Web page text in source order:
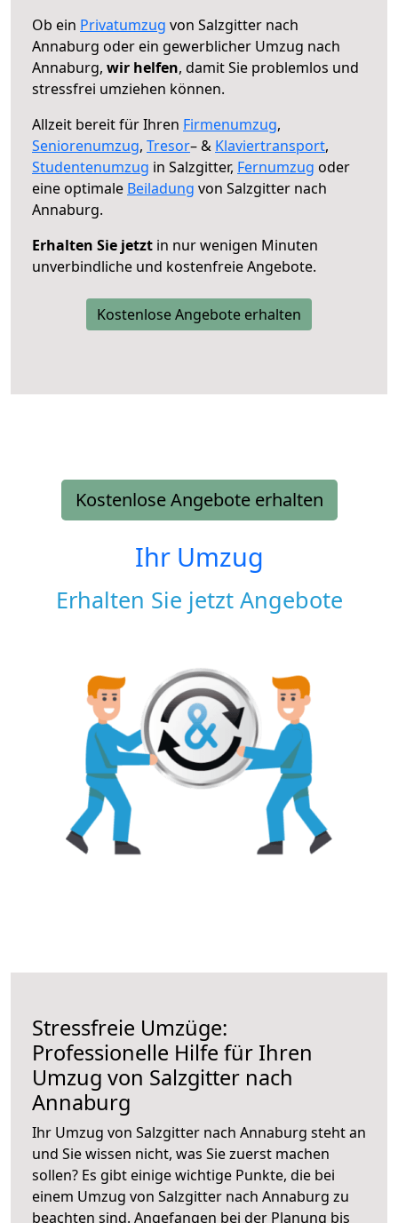
Ob ein Privatumzug von Salzgitter nach
Annaburg oder ein gewerblicher Umzug nach
Annaburg, wir helfen, damit Sie problemlos und
stressfrei umziehen können.
Allzeit bereit für Ihren Firmenumzug,
Seniorenumzug, Tresor– & Klaviertransport,
Studentenumzug in Salzgitter, Fernumzug oder
eine optimale Beiladung von Salzgitter nach
Annaburg.
Erhalten Sie jetzt in nur wenigen Minuten
unverbindliche und kostenfreie Angebote.
Kostenlose Angebote erhalten
Kostenlose Angebote erhalten
Ihr Umzug
Erhalten Sie jetzt Angebote
Stressfreie Umzüge:
Professionelle Hilfe für Ihren
Umzug von Salzgitter nach
Annaburg
Ihr Umzug von Salzgitter nach Annaburg steht an
und Sie wissen nicht, was Sie zuerst machen
sollen? Es gibt einige wichtige Punkte, die bei
einem Umzug von Salzgitter nach Annaburg zu
beachten sind. Angefangen bei der Planung bis